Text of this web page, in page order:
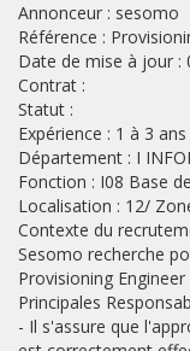
Annonceur : sesomo
Référence :
Date de mise à jour :
Contrat :
Statut :
Expérience : 1 à 3 ans
Département : I
Fonction : I08 Base
Localisation : 12/
Contexte du
Sesomo recherche
Provisioning Engineer
Principales
- Il s'assure que